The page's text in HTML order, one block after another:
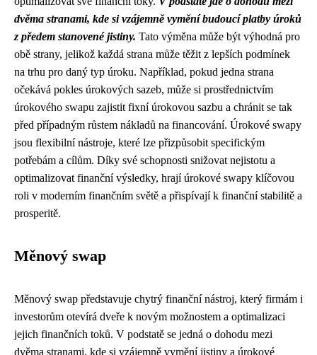
dvěma stranami, kde si vzájemně vymění budoucí platby úroků
z předem stanovené jistiny. Tato výměna může být výhodná pro
obě strany, jelikož každá strana může těžit z lepších podmínek
na trhu pro daný typ úroku. Například, pokud jedna strana
očekává pokles úrokových sazeb, může si prostřednictvím
úrokového swapu zajistit fixní úrokovou sazbu a chránit se tak
před případným růstem nákladů na financování. Úrokové swapy
jsou flexibilní nástroje, které lze přizpůsobit specifickým
potřebám a cílům. Díky své schopnosti snižovat nejistotu a
optimalizovat finanční výsledky, hrají úrokové swapy klíčovou
roli v moderním finančním světě a přispívají k finanční stabilitě a
prosperitě.
Měnový swap
Měnový swap představuje chytrý finanční nástroj, který firmám i
investorům otevírá dveře k novým možnostem a optimalizaci
jejich finančních toků. V podstatě se jedná o dohodu mezi
dvěma stranami, kde si vzájemně vymění jistiny a úrokové